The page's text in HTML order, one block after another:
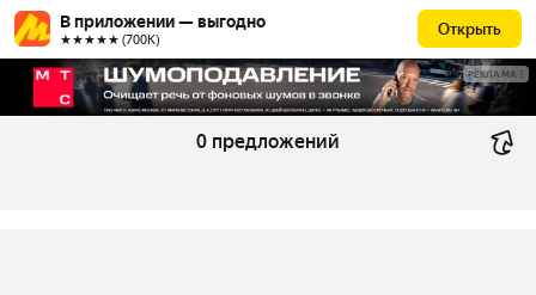
В приложении — выгодно
★★★★★ (700К)
Открыть
РЕКЛАМА
0 предложений